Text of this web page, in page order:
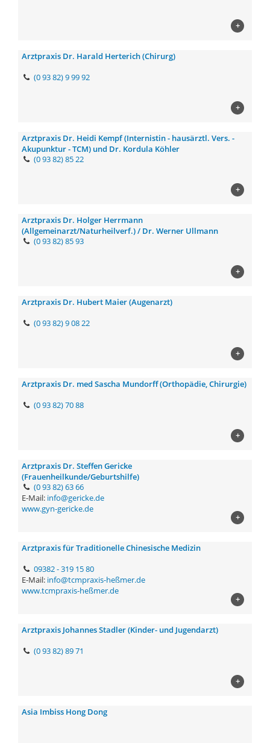
+
Arztpraxis Dr. Harald Herterich (Chirurg)
+
(0 93 82) 9 99 92
Arztpraxis Dr. Heidi Kempf (Internistin - hausärztl. Vers. -
Akupunktur - TCM) und Dr. Kordula Köhler
+
(0 93 82) 85 22
Arztpraxis Dr. Holger Herrmann
(Allgemeinarzt/Naturheilverf.) / Dr. Werner Ullmann
+
(0 93 82) 85 93
Arztpraxis Dr. Hubert Maier (Augenarzt)
+
(0 93 82) 9 08 22
Arztpraxis Dr. med Sascha Mundorff (Orthopädie, Chirurgie)
+
(0 93 82) 70 88
Arztpraxis Dr. Steffen Gericke
(Frauenheilkunde/Geburtshilfe)
+
(0 93 82) 63 66
E-Mail: info@gericke.de
www.gyn-gericke.de
Arztpraxis für Traditionelle Chinesische Medizin
+
09382 - 319 15 80
E-Mail: info@tcmpraxis-heßmer.de
www.tcmpraxis-heßmer.de
Arztpraxis Johannes Stadler (Kinder- und Jugendarzt)
+
(0 93 82) 89 71
Asia Imbiss Hong Dong